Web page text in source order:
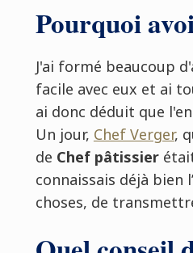
Pourquoi
J'ai formé beaucoup
facile avec eux et ai
ai donc déduit que
Un jour, Chef Verger,
de Chef pâtissier
connaissais déjà bien
choses, de